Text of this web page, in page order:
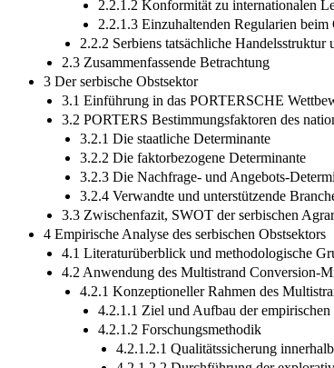
2.2.1.2 Konformität zu internationalen
2.2.1.3 Einzuhaltenden Regularien
2.2.2 Serbiens tatsächliche Handelsstruktur
2.3 Zusammenfassende Betrachtung
3 Der serbische Obstsektor
3.1 Einführung in das PORTERSCHE
3.2 PORTERS Bestimmungsfaktoren des
3.2.1 Die staatliche Determinante
3.2.2 Die faktorbezogene Determinante
3.2.3 Die Nachfrage- und Angebots-
3.2.4 Verwandte und unterstützende
3.3 Zwischenfazit, SWOT der serbischen
4 Empirische Analyse des serbischen Obstsektors
4.1 Literaturüberblick und methodologische
4.2 Anwendung des Multistrand Conversion-
4.2.1 Konzeptioneller Rahmen des
4.2.1.1 Ziel und Aufbau der empirischen
4.2.1.2 Forschungsmethodik
4.2.1.2.1 Qualitätssicherung